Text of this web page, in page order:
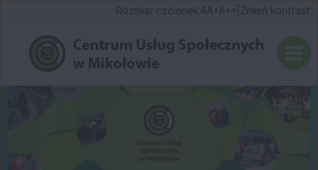
Przejdź do głównej treści Przejdź do wyszukiwarki
Rozmiar czcionek: Ustaw domyślną
AUstaw większą
A+Ustaw największą
A++ Zmień kontrast